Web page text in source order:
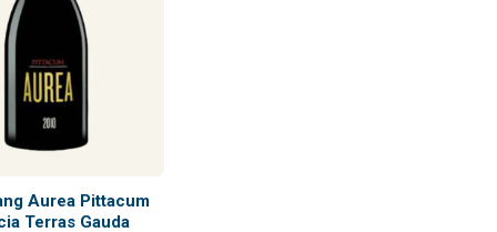
Aurea Pittacum
Terras Gauda